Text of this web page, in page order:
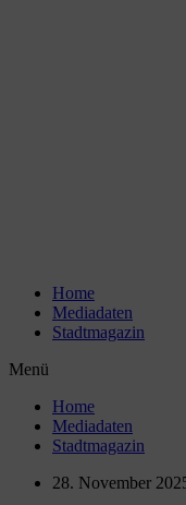
Home
Mediadaten
Stadtmagazin
Menü
Home
Mediadaten
Stadtmagazin
28. November